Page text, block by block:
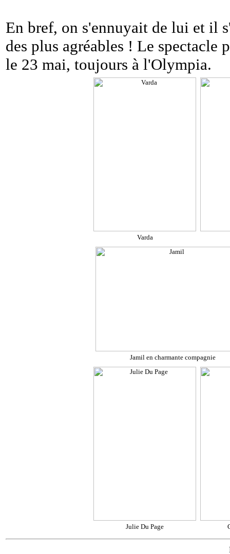
En bref, on s'ennuyait de lui et il
des plus agréables ! Le
le 23 mai, toujours à l'Olympia.
Varda
Jamil en charmante compagnie
Julie Du Page